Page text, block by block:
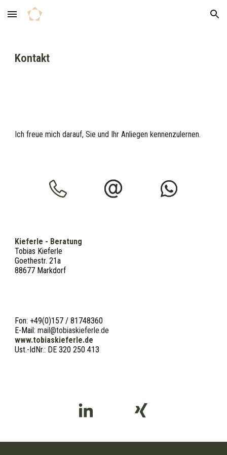
Skip to main content Skip to navigation
Kontakt
Ich freue mich darauf, Sie und Ihr Anliegen kennenzulernen.
Kieferle - Beratung
Tobias Kieferle
Goethestr. 21a
88677 Markdorf
Fon: +49(0)157 /81748360
E-Mail:mail@tobiaskieferle.de
www.tobiaskieferle.de
Ust.-IdNr.: DE 320 250 413